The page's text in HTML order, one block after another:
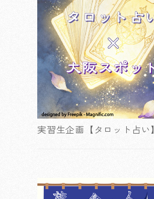
実習生企画【タロット占い】